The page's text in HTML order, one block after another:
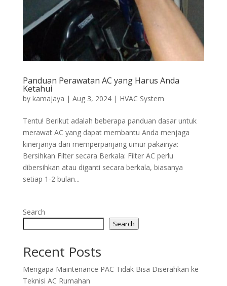
Panduan Perawatan AC yang Harus Anda
Ketahui
by kamajaya | Aug 3, 2024| HVAC System
Tentu! Berikut adalah beberapa panduan dasar untuk
merawat AC yang dapat membantu Anda menjaga
kinerjanya dan memperpanjang umur pakainya:
Bersihkan Filter secara Berkala: Filter AC perlu
dibersihkan atau diganti secara berkala, biasanya
setiap 1-2 bulan...
Search
Search
Recent Posts
Mengapa Maintenance PAC Tidak Bisa Diserahkan ke
Teknisi AC Rumahan